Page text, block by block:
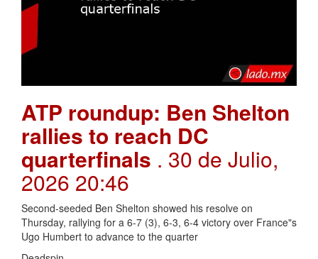
ATP roundup: Ben Shelton
rallies to reach DC
quarterfinals . 30 de Julio,
2026 20:46
Second-seeded Ben Shelton showed his resolve on
Thursday, rallying for a 6-7 (3), 6-3, 6-4 victory over France"s
Ugo Humbert to advance to the quarter